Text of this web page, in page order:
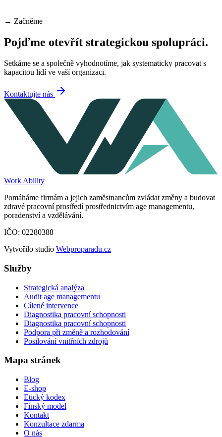
→ Začněme
Pojďme otevřít strategickou spolupráci.
Setkáme se a společně vyhodnotíme, jak systematicky pracovat s
kapacitou lidí ve vaší organizaci.
Kontaktujte nás
Work Ability
Pomáháme firmám a jejich zaměstnancům zvládat změny a budovat
zdravé pracovní prostředí prostřednictvím age managementu,
poradenství a vzdělávání.
IČO: 02280388
Vytvořilo studio Webproparadu.cz
Služby
Strategická analýza
Audit age managementu
Cílené intervence
Diagnostika pracovní schopnosti
Diagnostika pracovní schopnosti
Podpora při změně a rozhodování
Posilování vnitřních zdrojů
Mapa stránek
Blog
E-shop
Etický kodex
Finský model
Kontakt
Konzultace zdarma
O nás